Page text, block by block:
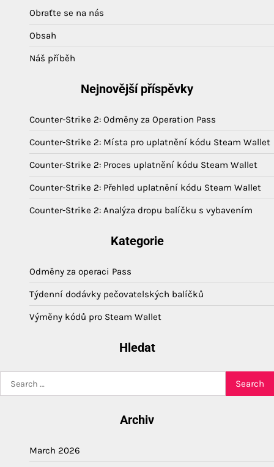
Obraťte se na nás
Obsah
Náš příběh
Nejnovější příspěvky
Counter-Strike 2: Odměny za Operation Pass
Counter-Strike 2: Místa pro uplatnění kódu Steam Wallet
Counter-Strike 2: Proces uplatnění kódu Steam Wallet
Counter-Strike 2: Přehled uplatnění kódu Steam Wallet
Counter-Strike 2: Analýza dropu balíčku s vybavením
Kategorie
Odměny za operaci Pass
Týdenní dodávky pečovatelských balíčků
Výměny kódů pro Steam Wallet
Hledat
for:
Archiv
March 2026